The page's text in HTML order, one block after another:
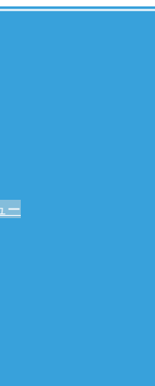
ー